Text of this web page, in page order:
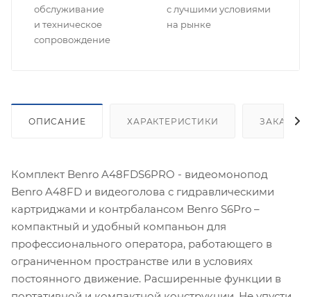
обслуживание
и техническое
сопровождение
с лучшими условиями
на рынке
ОПИСАНИЕ ХАРАКТЕРИСТИКИ
Комплект Benro A48FDS6PRO - видеомонопод
Benro A48FD и видеоголова с гидравлическими
картриджами и контрбалансом Benro S6Pro –
компактный и удобный компаньон для
профессионального оператора, работающего в
ограниченном пространстве или в условиях
постоянного движение. Расширенные функции в